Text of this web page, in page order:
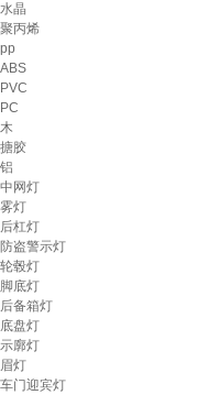
水晶
聚丙烯
pp
ABS
PVC
PC
木
搪胶
铝
中网灯
雾灯
后杠灯
防盗警示灯
轮毂灯
脚底灯
后备箱灯
底盘灯
示廓灯
眉灯
车门迎宾灯